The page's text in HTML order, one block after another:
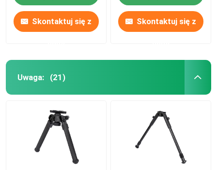
Skontaktuj się z Skontaktuj się z
Uwaga: (21)